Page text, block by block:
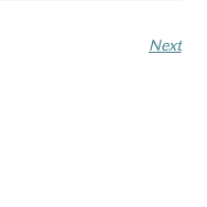
Next